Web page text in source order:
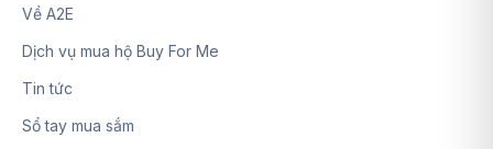
Về A2E
Dịch vụ mua hộ Buy For Me
Tin tức
Sổ tay mua sắm